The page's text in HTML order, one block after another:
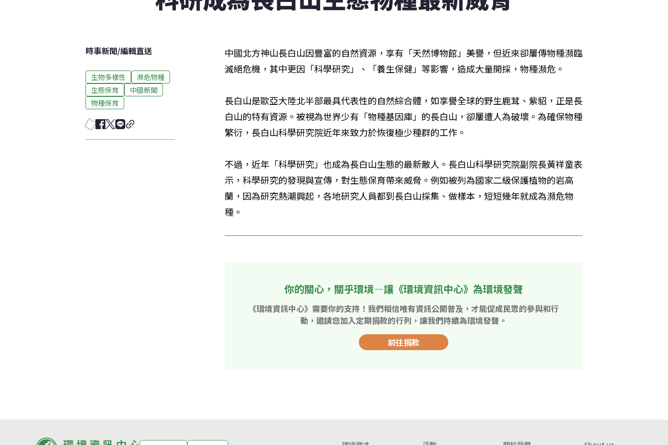
時事新聞/編輯直送
生物多樣性
瀕危物種
生態保育
中國新聞
物種保育
中國北方神山長白山因豐富的自然資源，享有「天然博物館」美譽，但近來卻屢傳物種瀕臨
滅絕危機，其中更因「科學研究」、「養生保健」等影響，造成大量開採，物種瀕危。
長白山是歐亞大陸北半部最具代表性的自然綜合體，如享譽全球的野生鹿茸、紫貂，正是長
白山的特有資源。被視為世界少有「物種基因庫」的長白山，卻屢遭人為破壞。為確保物種
繁衍，長白山科學研究院近年來致力於恢復極少種群的工作。
不過，近年「科學研究」也成為長白山生態的最新敵人。長白山科學研究院副院長黃祥童表
示，科學研究的發現與宣傳，對生態保育帶來威脅。例如被列為國家二級保護植物的岩高
蘭，因為研究熱潮興起，各地研究人員都到長白山採集、做樣本，短短幾年就成為瀕危物
種。
你的關心，關乎環境—讓《環境資訊中心》為環境發聲
《環境資訊中心》需要你的支持！我們相信唯有資訊公開普及，才能促成民眾的參與和行
動，邀請您加入定期捐款的行列，讓我們持續為環境發聲。
前往捐款